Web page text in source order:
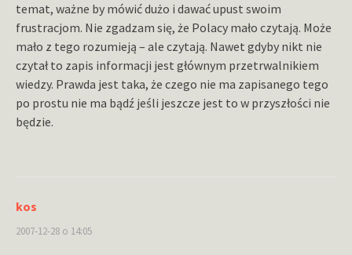
temat, ważne by mówić dużo i dawać upust swoim
frustracjom. Nie zgadzam się, że Polacy mało czytają. Może
mało z tego rozumieją – ale czytają. Nawet gdyby nikt nie
czytał to zapis informacji jest głównym przetrwalnikiem
wiedzy. Prawda jest taka, że czego nie ma zapisanego tego
po prostu nie ma bądź jeśli jeszcze jest to w przyszłości nie
będzie.
kos
2007-12-28 o 14:05